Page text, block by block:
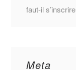
faut-il
Meta